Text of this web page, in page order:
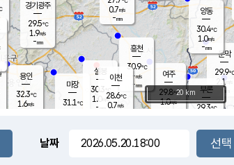
문막
29.9℃
2.1m/s
mm
부론
29.3℃
용인
32.3℃
1.6m/s
여주
29.8℃
1.0m/s
양동
30.4℃
1.0m/s
-mm
경기광주
29.5℃
1.9m/s
-mm
장호원
흥천
30.9℃
-m/s
-mm
마장
31.1℃
설봉
30.3
1.0 m/s
- mm
이천
28.6℃
0.7m/s
0.7m/s
-mm
20 km
날짜